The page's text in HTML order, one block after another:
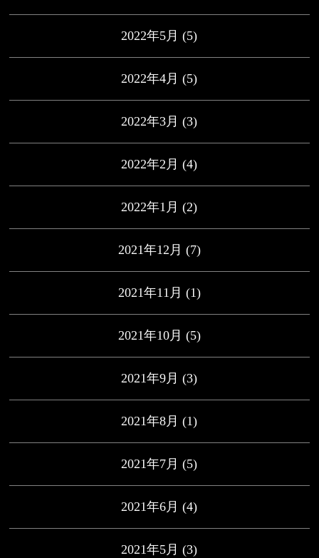
2022年5月 (5)
2022年4月 (5)
2022年3月 (3)
2022年2月 (4)
2022年1月 (2)
2021年12月 (7)
2021年11月 (1)
2021年10月 (5)
2021年9月 (3)
2021年8月 (1)
2021年7月 (5)
2021年6月 (4)
2021年5月 (3)